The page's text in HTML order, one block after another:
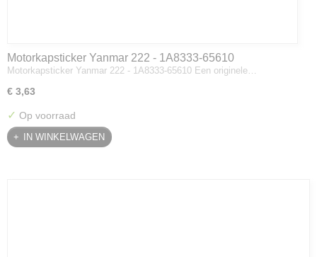
Motorkapsticker Yanmar 222 - 1A8333-65610
Motorkapsticker Yanmar 222 - 1A8333-65610 Een originele…
€ 3,63
✓ Op voorraad
IN WINKELWAGEN